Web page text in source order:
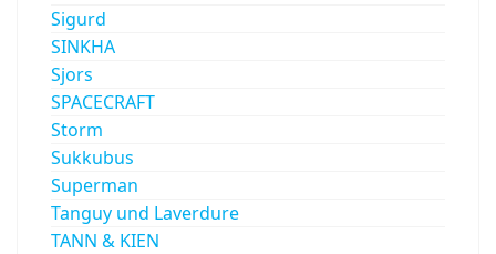
Sigurd
SINKHA
Sjors
SPACECRAFT
Storm
Sukkubus
Superman
Tanguy und Laverdure
TANN & KIEN